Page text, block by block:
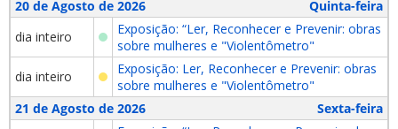
20 de Agosto de 2026
Quinta-feira
dia inteiro
Exposição: “Ler, Reconhecer e Prevenir: obras
sobre mulheres e "Violentômetro"
dia inteiro
Exposição: Ler, Reconhecer e Prevenir: obras
sobre mulheres e "Violentômetro"
21 de Agosto de 2026
Sexta-feira